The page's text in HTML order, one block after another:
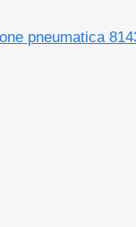
pneumatica